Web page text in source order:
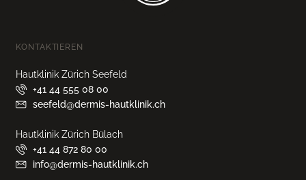
KONTAKTIEREN
Hautklinik Zürich Seefeld
+41 44 555 08 00
seefeld@dermis-hautklinik.ch
Hautklinik Zürich Bülach
+41 44 872 80 00
info@dermis-hautklinik.ch